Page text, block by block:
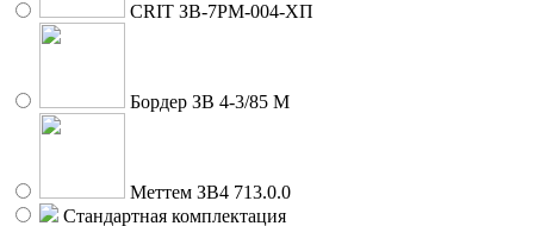
CRIT ЗВ-7РМ-004-ХП
Бордер ЗВ 4-3/85 М
Меттем ЗВ4 713.0.0
Стандартная комплектация